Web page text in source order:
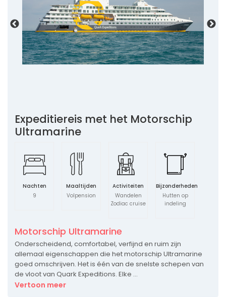
Expeditiereis met het Motorschip
Ultramarine
Nachten
9
Maaltijden
Volpension
Activiteiten
Wandelen
Zodiac cruise
Bijzonderheden
Hutten op
indeling
Motorschip Ultramarine
Onderscheidend, comfortabel, verfijnd en ruim zijn
allemaal eigenschappen die het motorschip Ultramarine
goed omschrijven. Het is één van de snelste schepen van
de vloot van Quark Expeditions. Elke ...
Vertoon meer